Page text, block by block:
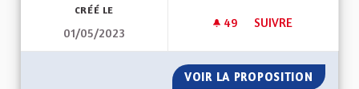
CRÉÉ LE
01/05/2023
49 49 ABONNÉS
SUIVRE
VOIR LA PROPOSITION